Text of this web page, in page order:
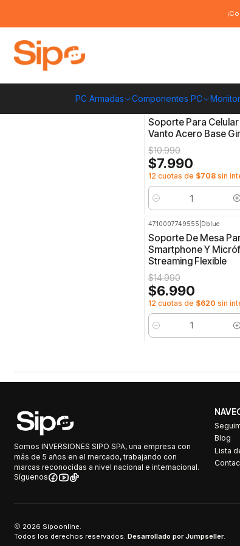
PC Armadas Componentes PC
Soporte celulares, tables y
Soporte celulares, tables y
-27%OFF
Soporte Para
Vanto Acero Base
$10.990
$7.990
12 cuotas de $708sin
Cantidad
4710007749555 Dblue
Soporte De Mesa
Smartphone Y
Streaming Flexible
$14.990
$6.990
12 cuotas de $620 sin
Cantidad
Somos INVERSIONES SIPO SPA, una empresa con
más de 5 años en el mercado, trabajando con
marcas reconocidas a nivel nacional e internacional.
Síguenos
Blog
Lista
2026 Sipoonline.
Todos los derechos reservados. Desarrollado por Jumpseller.